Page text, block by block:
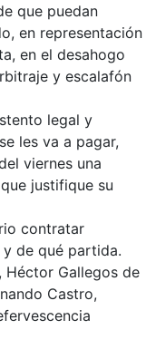
que puedan
en representación
en el desahogo
y escalafón
legal y
les va a pagar,
viernes una
justifique su
contratar
de qué partida.
Héctor Gallegos de
Castro,